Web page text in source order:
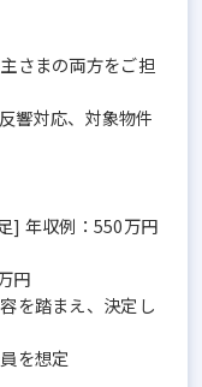
さまの両方をご担
響対応、対象物件
] 年収例：550万円
円
を踏まえ、決定し
を想定